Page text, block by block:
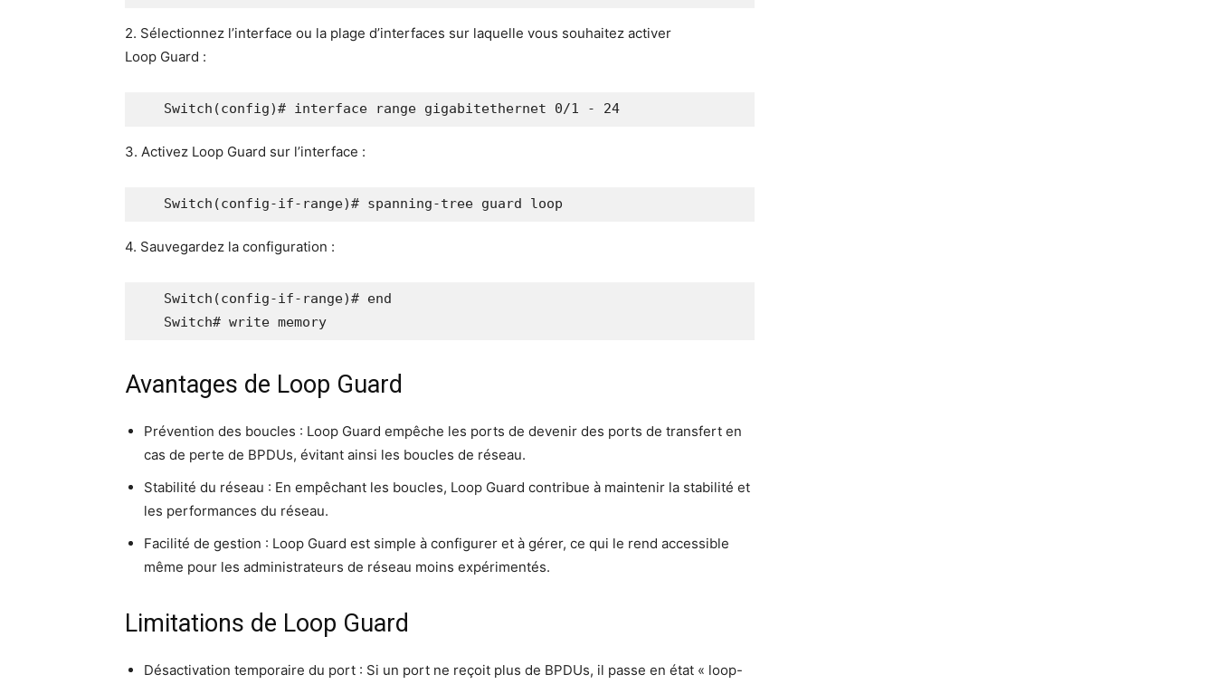
2. Sélec­tion­nez l’in­ter­face ou la plage d’in­ter­faces sur laquelle vous sou­hai­tez acti­ver
Loop Guard :
Switch(config)# interface range gigabitethernet 0/1 - 24
3. Acti­vez Loop Guard sur l’interface :
Switch(config-if-range)# spanning-tree guard loop
4. Sau­ve­gar­dez la configuration :
Switch(config-if-range)# end
Switch# write memory
Avantages de Loop Guard
Pré­ven­tion des boucles : Loop Guard empêche les ports de deve­nir des ports de trans­fert en
cas de perte de BPDUs, évi­tant ain­si les boucles de réseau.
Sta­bi­li­té du réseau : En empê­chant les boucles, Loop Guard contri­bue à main­te­nir la sta­bi­li­té et
les per­for­mances du réseau.
Faci­li­té de ges­tion : Loop Guard est simple à confi­gu­rer et à gérer, ce qui le rend acces­sible
même pour les admi­nis­tra­teurs de réseau moins expérimentés.
Limitations de Loop Guard
Désac­ti­va­tion tem­po­raire du port : Si un port ne reçoit plus de BPDUs, il passe en état « loop-